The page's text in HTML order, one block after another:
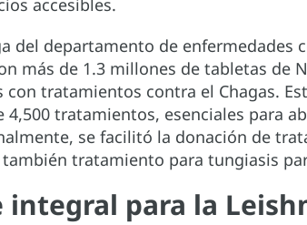
accesibles.
del departamento de enfermedades
más de 1.3 millones de tabletas de
con tratamientos contra el Chagas.
4,500 tratamientos, esenciales para
se facilitó la donación de
tratamiento para tungiasis
integral para la